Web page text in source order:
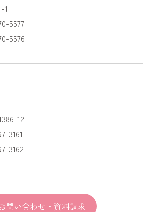
1
5577
5576
12
3161
3162
問い合わせ・資料請求